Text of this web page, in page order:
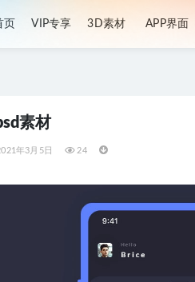
页 VIP专享 3D素材 APP界面
素材
年3月5日 24